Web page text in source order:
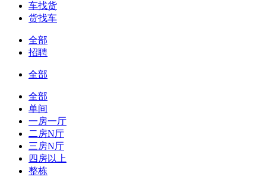
车找货
货找车
全部
招聘
全部
全部
单间
一房一厅
二房N厅
三房N厅
四房以上
整栋